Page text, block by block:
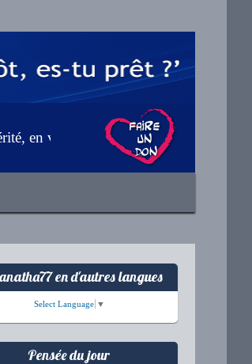
vérité, je vous le dis, le Fils ne peut
en d'autres langues
Select Language ▼
Pensée du jour